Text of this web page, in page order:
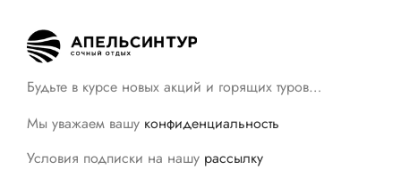
Будьте в курсе новых акций и горящих туров…
Мы уважаем вашу конфиденциальность
Условия подписки на нашу рассылку